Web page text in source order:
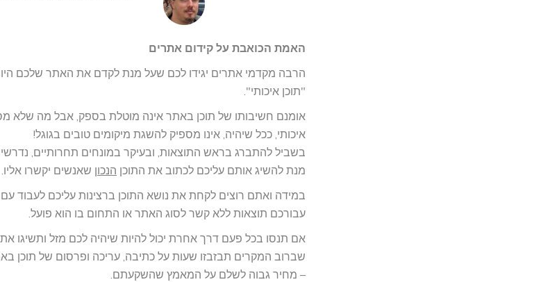
האמת הכואבת על קידום אתרים
הרבה מקדמי אתרים יגידו לכם שעל מנת לקדם את האתר שלכם
"תוכן איכותי".
אומנם חשיבותו של תוכן באתר אינה מוטלת בספק, אבל מה שלא
איכותי, ככל שיהיה, אינו מספיק להשגת מיקומים טובים בגוגל!
בשביל להתברג בראש התוצאות, ובעיקר במונחים תחרותיים,
מנת להשיג אותם עליכם לכתוב את התוכן הנכון שאנשים יקשרו אליו.
במידה ואתם רוצים לקחת את נושא התוכן ברצינות עליכם לעבוד
עבורכם תוצאות ללא קשר לסוג האתר או התחום בו הוא פועל.
אם תנסו בכל פעם דרך אחרת יכול להיות שיהיה לכם מזל ותשיגו
שברוב המקרים תבזבזו שעות על כתיבה, עריכה ופרסום של
– מחיר גבוה לשלם על המאמץ שהשקעתם.